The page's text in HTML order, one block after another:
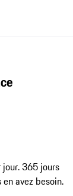
365 jours
avez besoin.